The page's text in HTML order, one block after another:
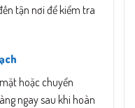
tận nơi để kiểm tra
hoặc chuyển
ngay sau khi hoàn